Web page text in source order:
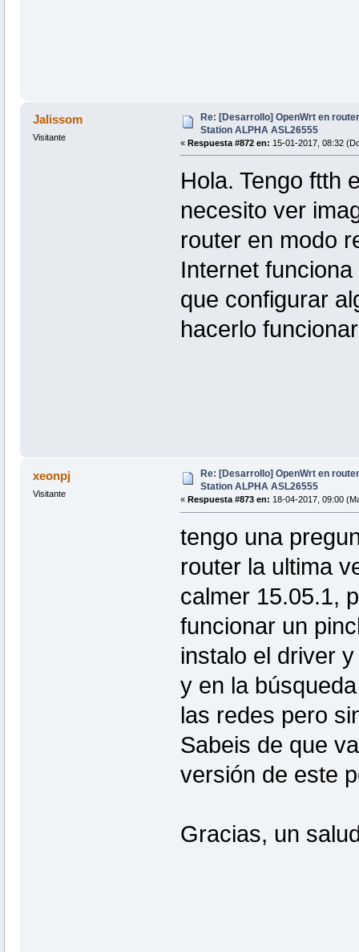
Jalissom
Visitante
Re: [Desarrollo] OpenWrt en
Station ALPHA ASL26555
« Respuesta #872 en: 15-01-2017, 08:32
Hola. Tengo ftth
necesito ver
router en modo
Internet
que configurar
hacerlo
xeonpj
Visitante
Re: [Desarrollo] OpenWrt en
Station ALPHA ASL26555
« Respuesta #873 en: 18-04-2017, 09:00
tengo una
router la ultima
calmer 15.05.1,
funcionar un
instalo el driver
y en la
las redes pero
Sabeis de que
versión de este
Gracias, un